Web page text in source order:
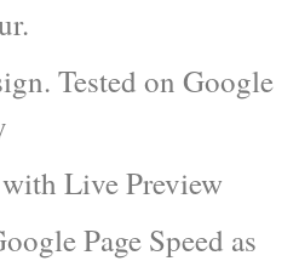
Tested on Google
Live Preview
Page Speed as